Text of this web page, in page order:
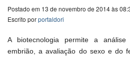
Postado em 13 de novembro de 2014 às
Escrito porportaldori
A biotecnologia permite a
embrião, a avaliação do sexo e do